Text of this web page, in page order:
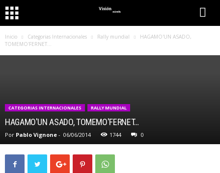
Inicio Categorias Internacionales Rally mundial
HAGAMO'UN ASADO,
TOMEMO'FERNET…
CATEGORIAS INTERNACIONALES RALLY MUNDIAL
HAGAMO'UN ASADO, TOMEMO'FERNET…
Por Pablo Vignone - 06/06/2014 1744 0